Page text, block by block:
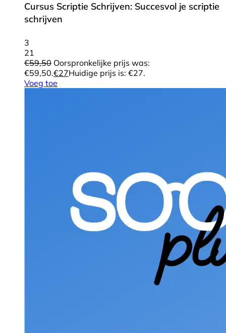
Cursus Scriptie Schrijven: Succesvol je scriptie
schrijven
3
21
€59,50 Oorspronkelijke prijs was:
€59,50.€27Huidige prijs is: €27.
Voeg toe